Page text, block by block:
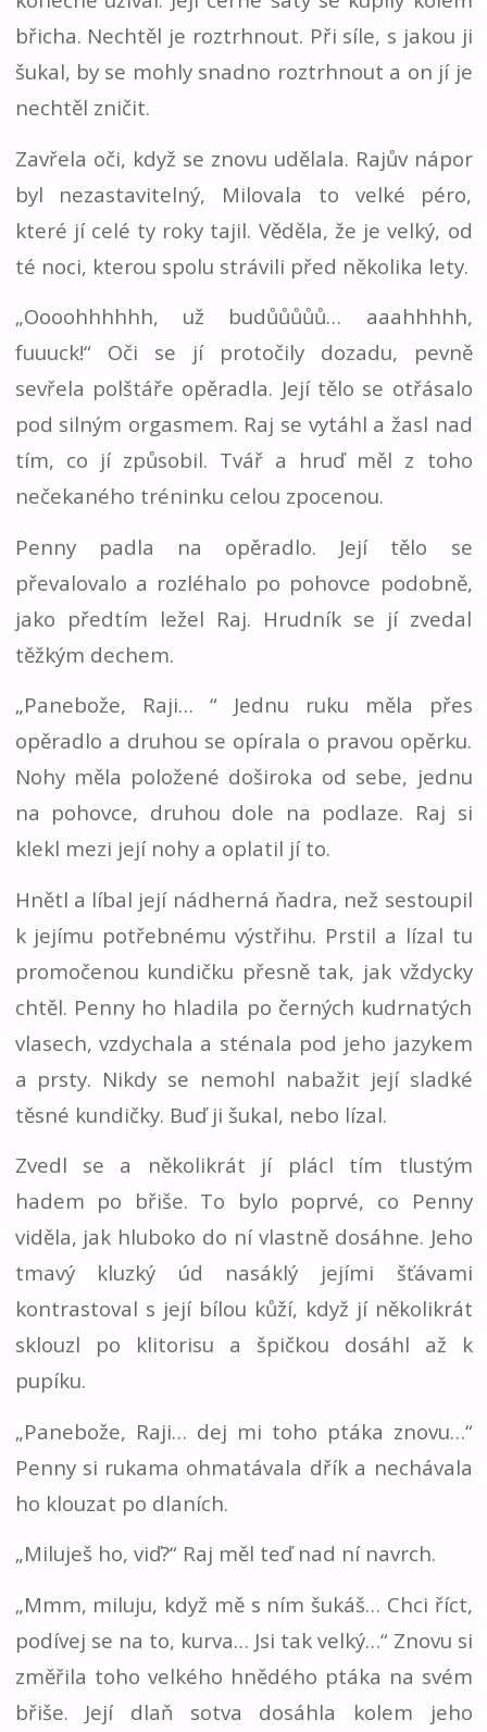
břicha. Nechtěl je roztrhnout. Při síle, s jakou ji
šukal, by se mohly snadno roztrhnout a on jí je
nechtěl zničit.
Zavřela oči, když se znovu udělala. Rajův nápor
byl nezastavitelný, Milovala to velké péro,
které jí celé ty roky tajil. Věděla, že je velký, od
té noci, kterou spolu strávili před několika lety.
„Oooohhhhhh, už budůůůůů… aaahhhhh,
fuuuck!“ Oči se jí protočily dozadu, pevně
sevřela polštáře opěradla. Její tělo se otřásalo
pod silným orgasmem. Raj se vytáhl a žasl nad
tím, co jí způsobil. Tvář a hruď měl z toho
nečekaného tréninku celou zpocenou.
Penny padla na opěradlo. Její tělo se
převalovalo a rozléhalo po pohovce podobně,
jako předtím ležel Raj. Hrudník se jí zvedal
těžkým dechem.
„Panebože, Raji… “ Jednu ruku měla přes
opěradlo a druhou se opírala o pravou opěrku.
Nohy měla položené doširoka od sebe, jednu
na pohovce, druhou dole na podlaze. Raj si
klekl mezi její nohy a oplatil jí to.
Hnětl a líbal její nádherná ňadra, než sestoupil
k jejímu potřebnému výstřihu. Prstil a lízal tu
promočenou kundičku přesně tak, jak vždycky
chtěl. Penny ho hladila po černých kudrnatých
vlasech, vzdychala a sténala pod jeho jazykem
a prsty. Nikdy se nemohl nabažit její sladké
těsné kundičky. Buď ji šukal, nebo lízal.
Zvedl se a několikrát jí plácl tím tlustým
hadem po břiše. To bylo poprvé, co Penny
viděla, jak hluboko do ní vlastně dosáhne. Jeho
tmavý kluzký úd nasáklý jejími šťávami
kontrastoval s její bílou kůží, když jí několikrát
sklouzl po klitorisu a špičkou dosáhl až k
pupíku.
„Panebože, Raji… dej mi toho ptáka znovu…“
Penny si rukama ohmatávala dřík a nechávala
ho klouzat po dlaních.
„Miluješ ho, viď?“ Raj měl teď nad ní navrch.
„Mmm, miluju, když mě s ním šukáš… Chci říct,
podívej se na to, kurva… Jsi tak velký…“ Znovu si
změřila toho velkého hnědého ptáka na svém
břiše. Její dlaň sotva dosáhla kolem jeho